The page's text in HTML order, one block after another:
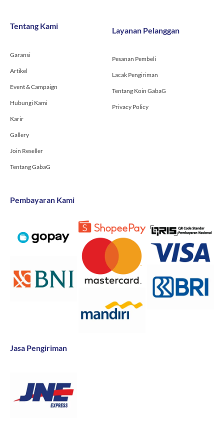
o
o
f
g
r
Tentang Kami
Garansi
Artikel
Event & Campaign
Hubungi Kami
Karir
Gallery
Join Reseller
Tentang GabaG
Layanan Pelanggan
Pesanan Pembeli
Lacak Pengiriman
Tentang Koin GabaG
Privacy Policy
Pembayaran Kami
Jasa Pengiriman